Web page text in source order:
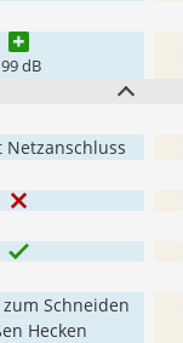
99 dB
Schneiden
Hecken